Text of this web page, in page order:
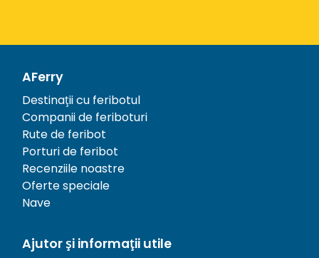
AFerry
Destinații cu feribotul
Companii de feriboturi
Rute de feribot
Porturi de feribot
Recenziile noastre
Oferte speciale
Nave
Ajutor și informații utile